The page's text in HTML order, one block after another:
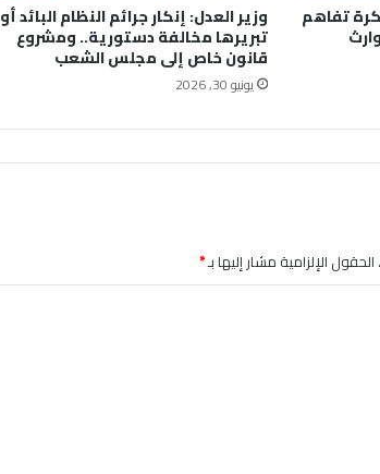
تفاهم وزير العدل: إنكار جرائم النظام البائد أو
تبريرها مخالفة دستورية.. ومشروع
قانون خاص إلى مجلس الشعب
يونيو 30, 2026
الحقول الإلزامية مشار إليها بـ*